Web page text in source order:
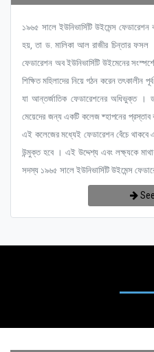
১৯৬৫ সালে ইউনিভার্সিটি উইমেন্স
হয়, তা ড. মালিকা আল রাজীর চিন্তার ফসল
ফেডারেশন অব ইউনিভার্সিটি উইমেনের
শিক্ষিত মহিলাদের নিয়ে গঠন করেন তৎকালীন
যা আন্তর্জাতিক ফেডারেশনের অধিভুক্ত ।
মেয়েদের জন্য একটি কলেজ ষ্হাপনের
এই কলেজের মধ্যেই ফেডারেশন বেঁচে থাকবে
উন্মুক্ত হবে । এই উদ্দেশ্য এবং লক্ষ্যকে
সদস্য ১৯৬৫ সালে ইউনিভার্সিটি উইমেন্স